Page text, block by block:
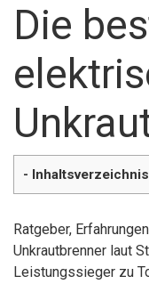
Die
-
Ratgeber,
Unkrautbrenner laut
Leistungssieger zu